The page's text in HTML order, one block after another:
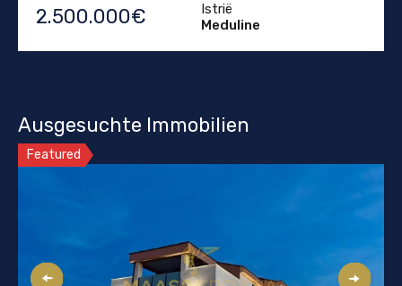
2.500.000€
Istrië
Meduline
Ausgesuchte Immobilien
Featured